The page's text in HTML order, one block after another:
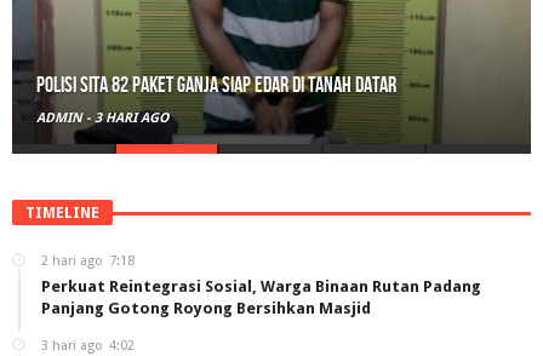
Polisi Sita 82 Paket Ganja Siap Edar di Tanah Datar
ADMIN - 3 HARI AGO
TIMELINE
2 hari ago 7:18
Perkuat Reintegrasi Sosial, Warga Binaan Rutan Padang
Panjang Gotong Royong Bersihkan Masjid
3 hari ago 4:02